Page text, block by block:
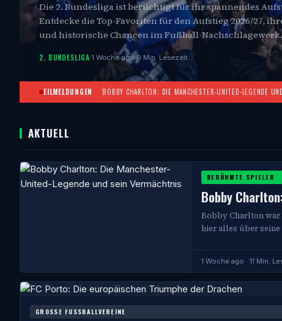
Die 2. Bundesliga ist berüchtigt für ihr spannendes
Entdecke die Top-Favoriten für den Aufstieg 2026/27,
und historische Chancen im Fußball-Nachschlagewerk.
2. BUNDESLIGA·1 Woche ago·9 Min. Lesezeit
EILMELDUNGEN BOBBY CHARLTON: DIE MANCHESTER-UNITED-LEGENDE
AKTUELL
BERÜHMTE SPIELER
Bobby
Bobby Charlton war
hier alles über
1 Woche ago · 11 Min.
GROSSE FUSSBALLVEREINE